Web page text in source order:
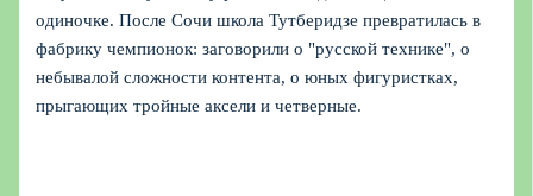
одиночке. После Сочи школа Тутберидзе превратилась в
фабрику чемпионок: заговорили о "русской технике", о
небывалой сложности контента, о юных фигуристках,
прыгающих тройные аксели и четверные.